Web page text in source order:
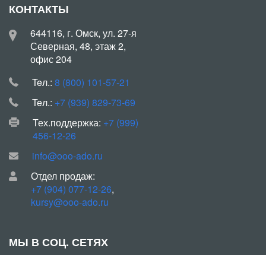
КОНТАКТЫ
644116, г. Омск, ул. 27-я
Северная, 48, этаж 2,
офис 204
Teл.: 8 (800) 101-57-21
Teл.: +7 (939) 829-73-69
Тех.поддержка: +7 (999)
456-12-26
info@ooo-ado.ru
Отдел продаж:
+7 (904) 077-12-26,
kursy@ooo-ado.ru
МЫ В СОЦ. СЕТЯХ